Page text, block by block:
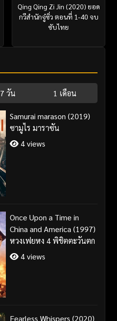
Qing Qing Zi Jin (2020) ยอด
กวีสำนักจู๋ซิ่ว ตอนที่ 1-40 จบ
ซับไทย
7 วัน 1 เดือน
Samurai marason (2019)
ซามูไร มาราซัน
4 views
Once Upon a Time in
China and America (1997)
หวงเฟยหง 4 พิชิตตะวันตก
4 views
Fearless Whispers (2020)